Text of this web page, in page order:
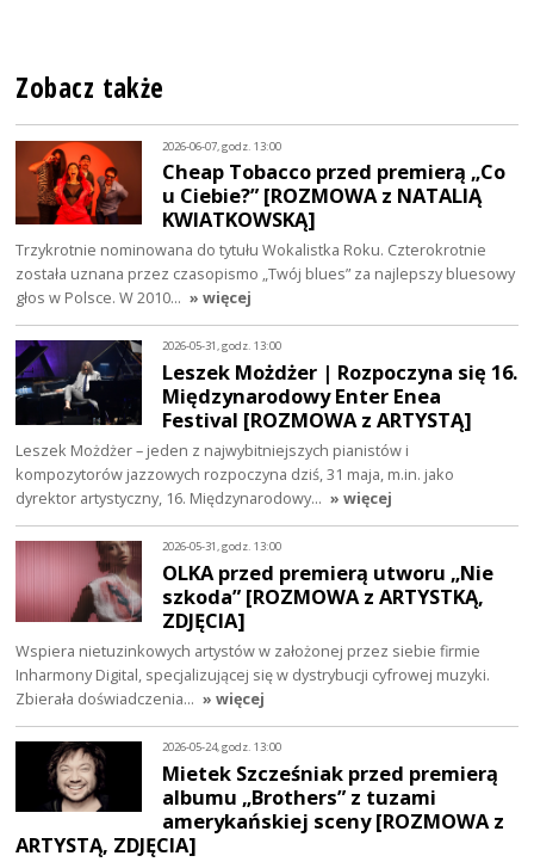
Zobacz także
2026-06-07, godz. 13:00
Cheap Tobacco przed premierą „Co
u Ciebie?” [ROZMOWA z NATALIĄ
KWIATKOWSKĄ]
Trzykrotnie nominowana do tytułu Wokalistka Roku. Czterokrotnie
została uznana przez czasopismo „Twój blues” za najlepszy bluesowy
głos w Polsce. W 2010… » więcej
2026-05-31, godz. 13:00
Leszek Możdżer | Rozpoczyna się 16.
Międzynarodowy Enter Enea
Festival [ROZMOWA z ARTYSTĄ]
Leszek Możdżer – jeden z najwybitniejszych pianistów i
kompozytorów jazzowych rozpoczyna dziś, 31 maja, m.in. jako
dyrektor artystyczny, 16. Międzynarodowy… » więcej
2026-05-31, godz. 13:00
OLKA przed premierą utworu „Nie
szkoda” [ROZMOWA z ARTYSTKĄ,
ZDJĘCIA]
Wspiera nietuzinkowych artystów w założonej przez siebie firmie
Inharmony Digital, specjalizującej się w dystrybucji cyfrowej muzyki.
Zbierała doświadczenia… » więcej
2026-05-24, godz. 13:00
Mietek Szcześniak przed premierą
albumu „Brothers” z tuzami
amerykańskiej sceny [ROZMOWA z
ARTYSTĄ, ZDJĘCIA]